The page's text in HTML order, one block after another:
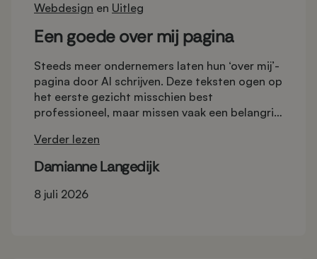
Webdesign en Uitleg
Een goede over mij pagina
Steeds meer ondernemers laten hun ‘over mij’-
pagina door AI schrijven. Deze teksten ogen op
het eerste gezicht misschien best
professioneel, maar missen vaak een belangrijk
Bezoekers lezen algemene zinnen, maar krijgen
geen duidelijk beeld van wie je bent, hoe je
werkt en waarom ze juist voor jou zouden
moeten kiezen.
Verder lezen
Damianne Langedijk
8 juli 2026